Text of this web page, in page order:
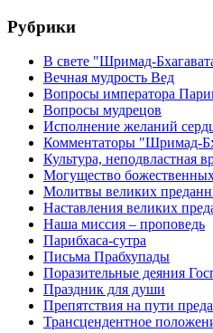
Рубрики
В свете "Шримад-
Вечная мудрость Вед
Вопросы императора
Вопросы мудрецов
Исполнение желаний
Комментаторы "Шримад-
Культура, неподвластная
Могущество
Молитвы великих
Наставления великих
Наша миссия – проповедь
Парибхаса-сутра
Письма Прабхупады
Поразительные деяния
Праздник для души
Препятствия на пути
Трансцендентное